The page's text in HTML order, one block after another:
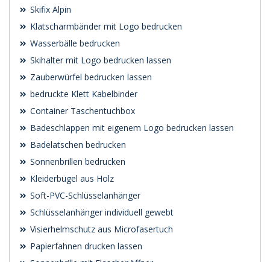
Skifix Alpin
Klatscharmbänder mit Logo bedrucken
Wasserbälle bedrucken
Skihalter mit Logo bedrucken lassen
Zauberwürfel bedrucken lassen
bedruckte Klett Kabelbinder
Container Taschentuchbox
Badeschlappen mit eigenem Logo bedrucken lassen
Badelatschen bedrucken
Sonnenbrillen bedrucken
Kleiderbügel aus Holz
Soft-PVC-Schlüsselanhänger
Schlüsselanhänger individuell gewebt
Visierhelmschutz aus Microfasertuch
Papierfahnen drucken lassen